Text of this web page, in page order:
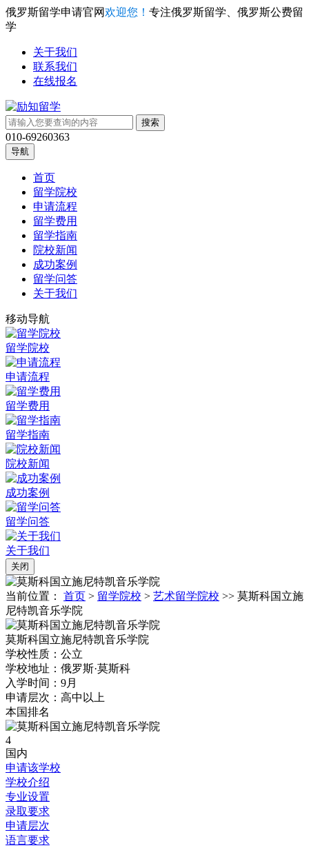
俄罗斯留学申请官网欢迎您！ 专注俄罗斯留学、俄罗斯公费留
学
关于我们
联系我们
在线报名
010-69260363
导航
首页
留学院校
申请流程
留学费用
留学指南
院校新闻
成功案例
留学问答
关于我们
移动导航
留学院校
申请流程
留学费用
留学指南
院校新闻
成功案例
留学问答
关于我们
关闭
当前位置： 首页 > 留学院校 > 艺术留学院校 >> 莫斯科国立施
尼特凯音乐学院
莫斯科国立施尼特凯音乐学院
学校性质： 公立
学校地址： 俄罗斯·莫斯科‌‌
入学时间： 9月
申请层次： 高中以上
本国排名
4
国内
申请该学校
学校介绍
专业设置
录取要求
申请层次
语言要求